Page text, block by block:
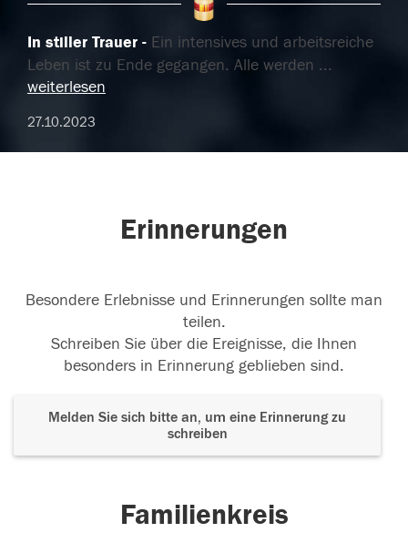
In stiller Trauer
Ein intensives und arbeitsreiche
Leben ist zu Ende gegangen. Alle werden ...
weiterlesen
27.10.2023
Erinnerungen
Besondere Erlebnisse und Erinnerungen sollte man
teilen.
Schreiben Sie über die Ereignisse, die Ihnen
besonders in Erinnerung geblieben sind.
Melden Sie sich bitte an, um eine Erinnerung zu
schreiben
Familienkreis